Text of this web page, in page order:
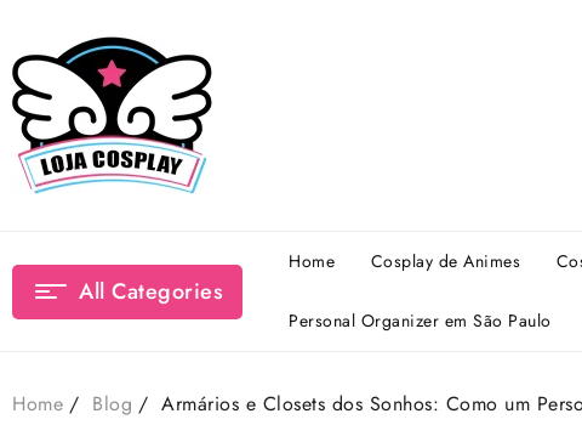
content
All Categories
Home Cosplay de Animes
Personal Organizer em São Paulo
Home Blog Armários e Closets dos Sonhos: Como um